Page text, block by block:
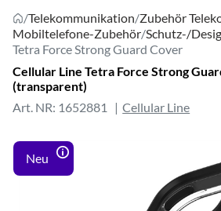
/Telekommunikation/Zubehör
Mobiltelefone-Zubehör/Schutz-/
Tetra Force Strong Guard Cover
Cellular Line Tetra Force Strong
(transparent)
Art. NR: 1652881
Cellular Line
Neu